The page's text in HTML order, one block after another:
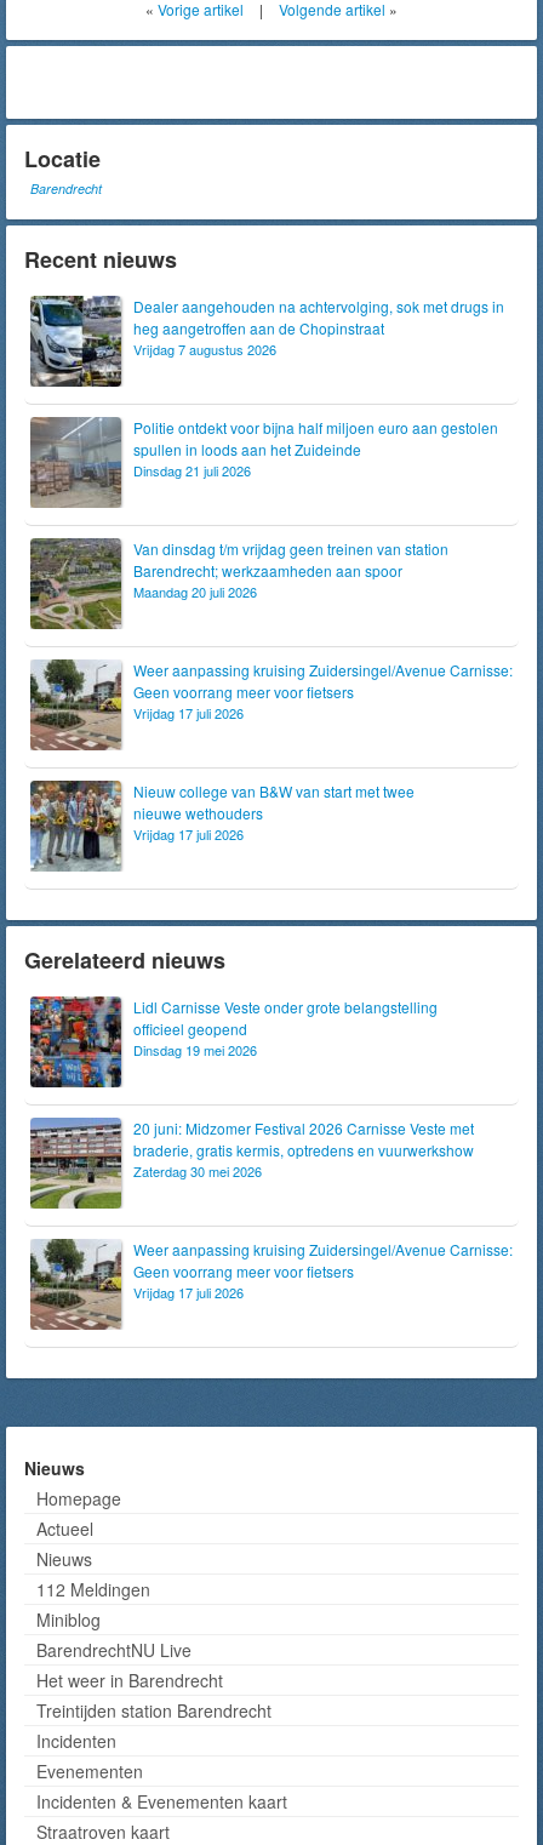
« Vorige artikel | Volgende artikel »
Locatie
Barendrecht
Recent nieuws
Dealer aangehouden na achtervolging, sok met drugs in
heg aangetroffen aan de Chopinstraat
Vrijdag 7 augustus 2026
Politie ontdekt voor bijna half miljoen euro aan gestolen
spullen in loods aan het Zuideinde
Dinsdag 21 juli 2026
Van dinsdag t/m vrijdag geen treinen van station
Barendrecht; werkzaamheden aan spoor
Maandag 20 juli 2026
Weer aanpassing kruising Zuidersingel/Avenue Carnisse:
Geen voorrang meer voor fietsers
Vrijdag 17 juli 2026
Nieuw college van B&W van start met twee
nieuwe wethouders
Vrijdag 17 juli 2026
Gerelateerd nieuws
Lidl Carnisse Veste onder grote belangstelling
officieel geopend
Dinsdag 19 mei 2026
20 juni: Midzomer Festival 2026 Carnisse Veste met
braderie, gratis kermis, optredens en vuurwerkshow
Zaterdag 30 mei 2026
Weer aanpassing kruising Zuidersingel/Avenue Carnisse:
Geen voorrang meer voor fietsers
Vrijdag 17 juli 2026
Nieuws
Homepage
Actueel
Nieuws
112 Meldingen
Miniblog
BarendrechtNU Live
Het weer in Barendrecht
Treintijden station Barendrecht
Incidenten
Evenementen
Incidenten & Evenementen kaart
Straatroven kaart